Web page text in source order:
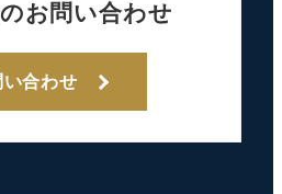
お問い合わせ
い合わせ